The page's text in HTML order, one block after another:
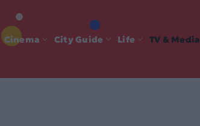
Cinema City Guide Life TV & Media